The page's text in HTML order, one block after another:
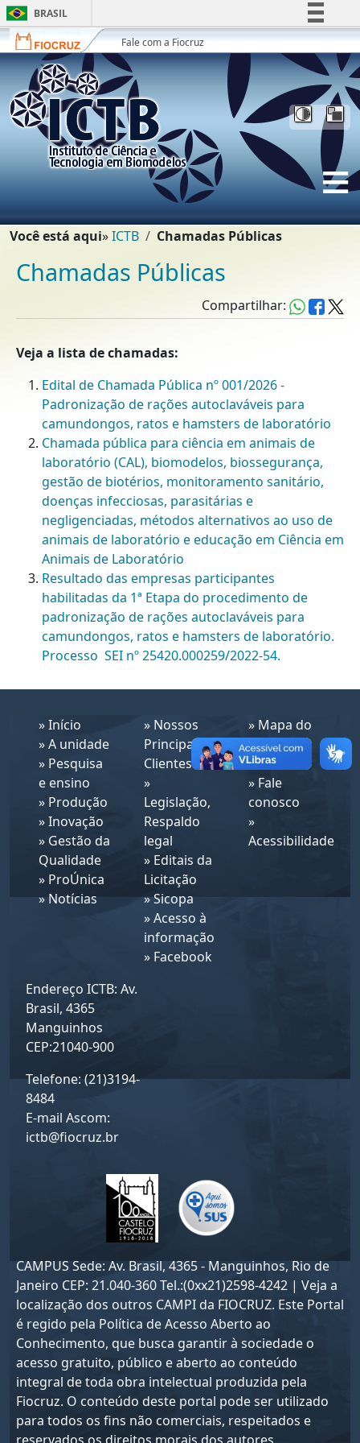
Ir para o conteúdo [1]
Ir para o menu [2]
Ir para a Busca [3]
BRASIL
Simplifique!
Comunica BR
Participe
Acesso à informação
Legislação
Canais
Fale com a Fiocruz
Trilha de navegação
Você está aqui ICTB Chamadas Públicas
Chamadas Públicas
Compartilhar:
Veja a lista de chamadas:
Edital de Chamada Pública nº 001/2026 -
Padronização de rações autoclaváveis para
camundongos, ratos e hamsters de laboratório
Chamada pública para ciência em animais de
laboratório (CAL), biomodelos, biossegurança,
gestão de biotérios, monitoramento sanitário,
doenças infecciosas, parasitárias e
negligenciadas, métodos alternativos ao uso de
animais de laboratório e educação em Ciência em
Animais de Laboratório
Resultado das empresas participantes
habilitadas da 1ª Etapa do procedimento de
padronização de rações autoclaváveis para
camundongos, ratos e hamsters de laboratório.
Processo SEI nº 25420.000259/2022-54.
»Início
»A unidade
» Pesquisa
e ensino
» Produção
»Inovação
» Gestão da
Qualidade
» ProÚnica
» Notícias
» Nossos
Principais
Clientes
»
Legislação,
Respaldo
legal
» Editais da
Licitação
»Sicopa
»Acesso à
informação
» Facebook
» Mapa do
site
»Intranet
» Fale
conosco
»
Acessibilidade
Endereço ICTB: Av.
Brasil, 4365
Manguinhos
CEP:21040-900
Telefone: (21)3194-
8484
E-mail Ascom:
ictb@fiocruz.br
CAMPUS Sede: Av. Brasil, 4365 - Manguinhos, Rio de
Janeiro CEP: 21.040-360 Tel.:(0xx21)2598-4242 | Veja a
localização dos outros CAMPI da FIOCRUZ. Este Portal
é regido pela Política de Acesso Aberto ao
Conhecimento, que busca garantir à sociedade o
acesso gratuito, público e aberto ao conteúdo
integral de toda obra intelectual produzida pela
Fiocruz. O conteúdo deste portal pode ser utilizado
para todos os fins não comerciais, respeitados e